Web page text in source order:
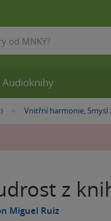
»
Vnitřní harmonie, Smysl
z
Miguel Ruiz
Audioknihy